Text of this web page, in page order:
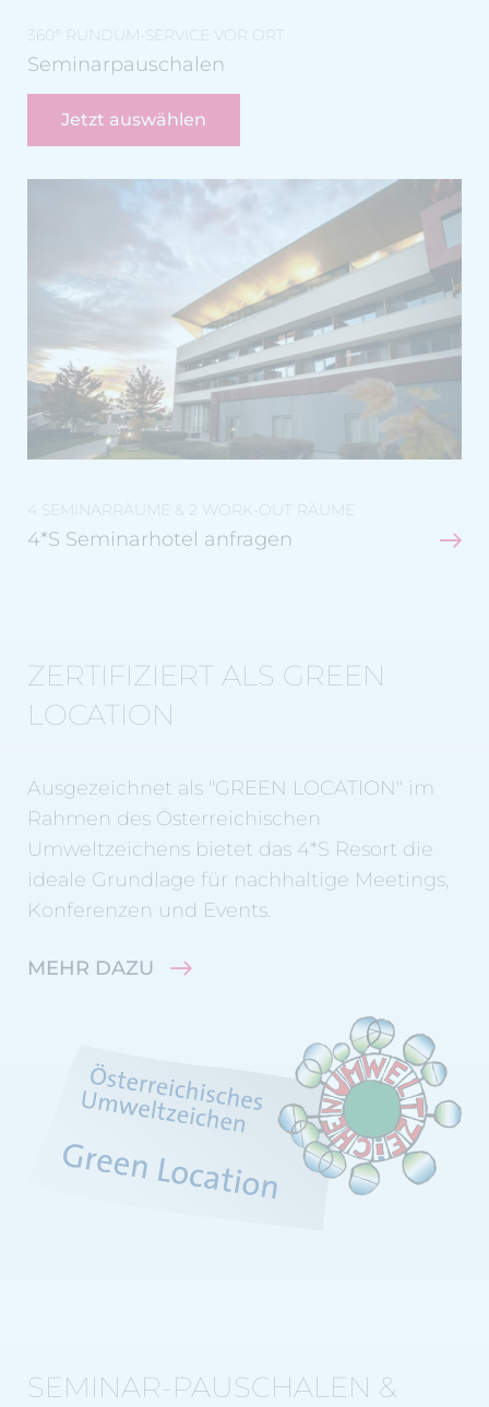
360° RUNDUM-SERVICE VOR ORT
Seminarpauschalen
Jetzt auswählen
4 SEMINARRÄUME & 2 WORK-OUT RÄUME
4*S Seminarhotel anfragen
ZERTIFIZIERT ALS GREEN
LOCATION
Ausgezeichnet als "GREEN LOCATION" im
Rahmen des Österreichischen
Umweltzeichens bietet das 4*S Resort die
ideale Grundlage für nachhaltige Meetings,
Konferenzen und Events.
MEHR DAZU
SEMINAR-PAUSCHALEN &